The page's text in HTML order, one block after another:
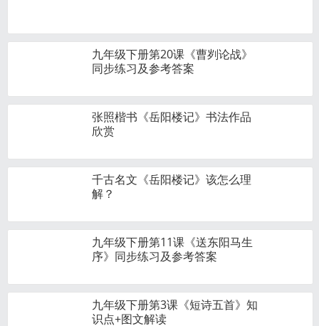
九年级下册第20课《曹刿论战》
同步练习及参考答案
张照楷书《岳阳楼记》书法作品
欣赏
千古名文《岳阳楼记》该怎么理
解？
九年级下册第11课《送东阳马生
序》同步练习及参考答案
九年级下册第3课《短诗五首》知
识点+图文解读